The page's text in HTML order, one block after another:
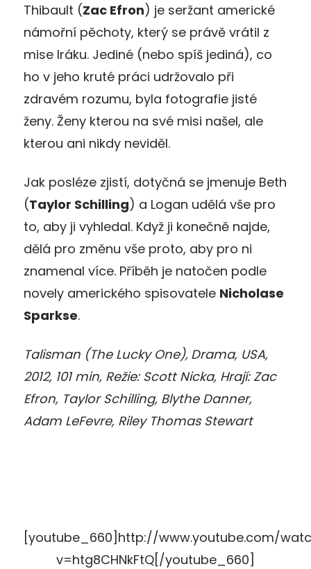
Thibault (Zac Efron) je seržant americké
námořní pěchoty, který se právě vrátil z
mise Iráku. Jediné (nebo spíš jediná), co
ho v jeho kruté práci udržovalo při
zdravém rozumu, byla fotografie jisté
ženy. Ženy kterou na své misi našel, ale
kterou ani nikdy neviděl.
Jak posléze zjistí, dotyčná se jmenuje Beth
(Taylor Schilling) a Logan udělá vše pro
to, aby ji vyhledal. Když ji konečně najde,
dělá pro změnu vše proto, aby pro ni
znamenal více. Příběh je natočen podle
novely amerického spisovatele Nicholase
Sparkse.
Talisman (The Lucky One), Drama, USA,
2012, 101 min, Režie: Scott Nicka, Hrají: Zac
Efron, Taylor Schilling, Blythe Danner,
Adam LeFevre, Riley Thomas Stewart
[youtube_660]http://www.youtube.com/
v=htg8CHNkFtQ[/youtube_660]